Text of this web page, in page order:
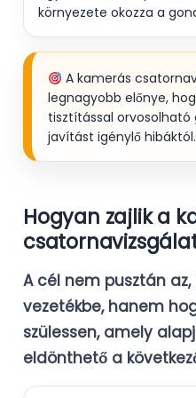
környezete okozza a
A kamerás
legnagyobb előnye,
tisztítással
javítást igénylő hibáktól.
Hogyan zajlik a
A cél nem pusztán
vezetékbe, hanem
szülessen, amely
eldönthető a